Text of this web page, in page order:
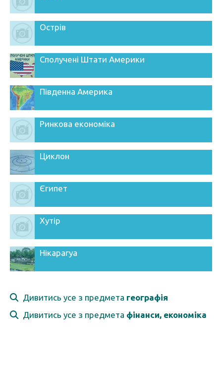
Острів
Сполучені Штати Америки
Південна Америка
Ринкова економіка
Циклон
Єгипет
Хутір
Нікарагуа
Дивитись усе з предмета географія
Дивитись усе з предмета фінанси, економіка